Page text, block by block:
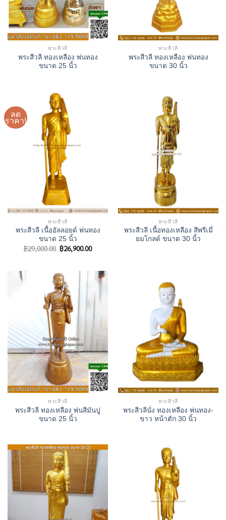
พระสีวลี
พระสีวลี ทองเหลือง พ่นทอง
ขนาด 25 นิ้ว
พระสีวลี
พระสีวลี ทองเหลือง พ่นทอง
ขนาด 30 นิ้ว
ลด
ราคา!
พระสีวลี
พระสีวลี เนื้ออัลลอยด์ พ่นทอง
ขนาด 25 นิ้ว
฿29,000.00 Original
price
฿26,900.00Current
พระสีวลี
พระสีวลี เนื้อทองเหลือง สีพรีเมี่
ยมโกลด์ ขนาด 30 นิ้ว
พระสีวลี
พระสีวลี ทองเหลือง พ่นสีมันปู
ขนาด 25 นิ้ว
พระสีวลี
พระสีวลีนั่ง ทองเหลือง พ่นทอง-
ขาว หน้าตัก 30 นิ้ว